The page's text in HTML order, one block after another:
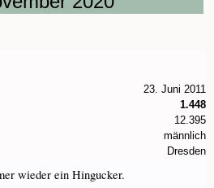
23. Juni 2011
1.448
12.395
männlich
Dresden
wieder ein Hingucker.